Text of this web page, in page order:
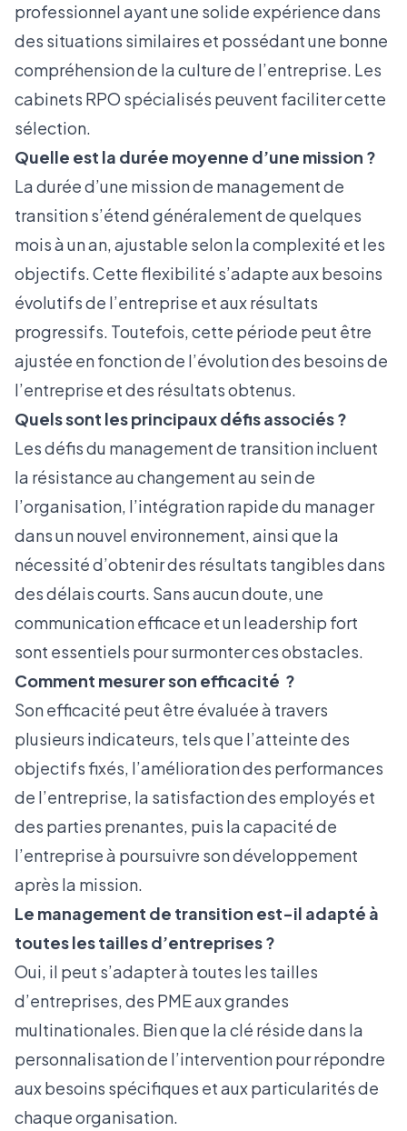
professionnel ayant une solide expérience dans
des situations similaires et possédant une bonne
compréhension de la culture de l’entreprise. Les
cabinets RPO spécialisés peuvent faciliter cette
sélection.
Quelle est la durée moyenne d’une mission ?
La durée d’une mission de management de
transition s’étend généralement de quelques
mois à un an, ajustable selon la complexité et les
objectifs. Cette flexibilité s’adapte aux besoins
évolutifs de l’entreprise et aux résultats
progressifs. Toutefois, cette période peut être
ajustée en fonction de l’évolution des besoins de
l’entreprise et des résultats obtenus.
Quels sont les principaux défis associés ?
Les défis du management de transition incluent
la résistance au changement au sein de
l’organisation, l’intégration rapide du manager
dans un nouvel environnement, ainsi que la
nécessité d’obtenir des résultats tangibles dans
des délais courts. Sans aucun doute, une
communication efficace et un leadership fort
sont essentiels pour surmonter ces obstacles.
Comment mesurer son efficacité ?
Son efficacité peut être évaluée à travers
plusieurs indicateurs, tels que l’atteinte des
objectifs fixés, l’amélioration des performances
de l’entreprise, la satisfaction des employés et
des parties prenantes, puis la capacité de
l’entreprise à poursuivre son développement
après la mission.
Le management de transition est-il adapté à
toutes les tailles d’entreprises ?
Oui, il peut s’adapter à toutes les tailles
d’entreprises,des PMEaux grandes
multinationales. Bien que la clé réside dans la
personnalisation de l’intervention pour répondre
aux besoins spécifiques et aux particularités de
chaque organisation.